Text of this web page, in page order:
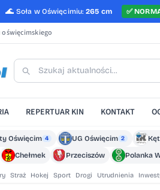
🌊 Soła w Oświęcimiu: 265 cm ✅
REPERTUAR KIN KONTAKT
Oświęcim 4 UG Oświęcim 2
Chełmek Przeciszów Polanka
Straż Hokej Sport Drogi Utrudnienia